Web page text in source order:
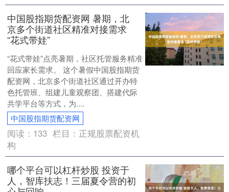
中国股指期货配资网 暑期，北
京多个街道社区精准对接需求
“花式带娃”
“花式带娃”点亮暑期，社区托管服务精准
回应家长需求。 这个暑假中国股指期货
配资网，北京多个街道社区通过开办特
色托管班、组建儿童观察团、搭建代际
共学平台等方式，为....
中国股指期货配资网
阅读： 133 栏目： 正规股票配资机
构
哪个平台可以杠杆炒股 投资于
人，智库扶志！三届夏令营的初